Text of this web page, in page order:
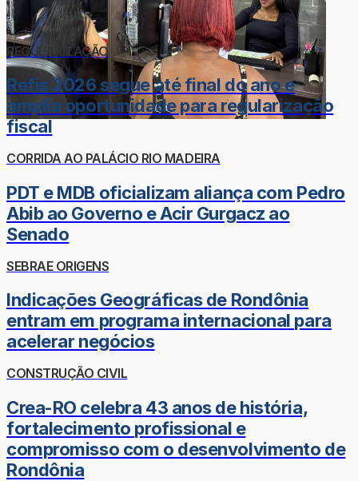
REGULARIZAÇÃO
Refis 2026 segue até final do ano e
amplia oportunidade para regularização
fiscal
CORRIDA AO PALÁCIO RIO MADEIRA
PDT e MDB oficializam aliança com Pedro
Abib ao Governo e Acir Gurgacz ao
Senado
SEBRAE ORIGENS
Indicações Geográficas de Rondônia
entram em programa internacional para
acelerar negócios
CONSTRUÇÃO CIVIL
Crea-RO celebra 43 anos de história,
fortalecimento profissional e
compromisso com o desenvolvimento de
Rondônia